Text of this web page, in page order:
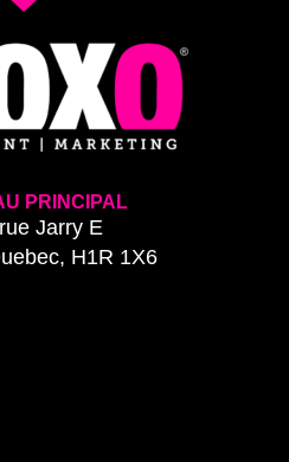
PRINCIPAL
Jarry E
H1R 1X6